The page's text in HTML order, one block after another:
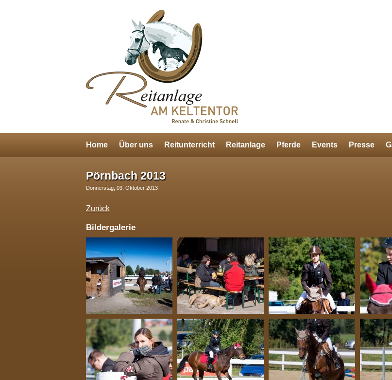
Home Über uns Reitunterricht Reitanlage Pferde Events Presse
Pörnbach 2013
Donnerstag, 03. Oktober 2013
Zurück
Bildergalerie